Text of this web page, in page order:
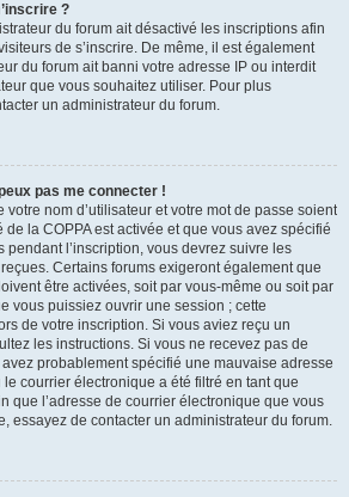
?
du forum ait désactivé les inscriptions afin
de s’inscrire. De même, il est également
du forum ait banni votre adresse IP ou interdit
que vous souhaitez utiliser. Pour plus
un administrateur du forum.
pas me connecter !
nom d’utilisateur et votre mot de passe soient
la COPPA est activée et que vous avez spécifié
pendant l’inscription, vous devrez suivre les
Certains forums exigeront également que
être activées, soit par vous-même ou soit par
vous puissiez ouvrir une session ; cette
de votre inscription. Si vous aviez reçu un
les instructions. Si vous ne recevez pas de
probablement spécifié une mauvaise adresse
courrier électronique a été filtré en tant que
que l’adresse de courrier électronique que vous
essayez de contacter un administrateur du forum.